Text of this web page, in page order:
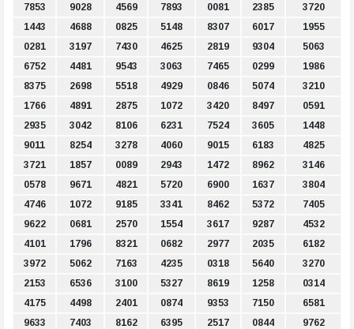
7853
9028 4569 7893 0081 2385
3720
1443
4688 0825 5148 8307 6017
1955
0281
3197 7430 4625 2819 9304
5063
6752
4481 9543 3063 7465 0299
1986
8375
2698 5518 4929 0846 5074
3210
1766
4891 2875 1072 3420 8497
0591
2935
3042 8106 6231 7524 3605
1448
9011
8254 3278 4060 9015 6183
4825
3721
1857 0089 2943 1472 8962
3146
0578
9671 4821 5720 6900 1637
3804
4746
1072 9185 3341 8462 5372
7405
9622
0681 2570 1554 3617 9287
4532
4101
1796 8321 0682 2977 2035
6182
3972
5062 7163 4235 0318 5640
3270
2153
6536 3100 5327 8619 1258
0314
4175
4498 2401 0874 9353 7150
6581
9633
7403 8162 6395 2517 0844
9762